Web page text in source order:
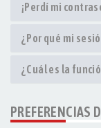
¡Perdí mi
¿Por qué mi
¿Cuál es la
PREFERENCIAS